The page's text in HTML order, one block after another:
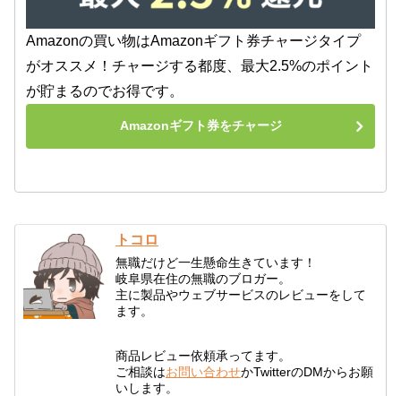
Amazonの買い物はAmazonギフト券チャージタイプ
がオススメ！チャージする都度、最大2.5%のポイント
が貯まるのでお得です。
Amazonギフト券をチャージ
トコロ
無職だけど一生懸命生きています！
岐阜県在住の無職のブロガー。
主に製品やウェブサービスのレビューをして
ます。
商品レビュー依頼承ってます。
ご相談はお問い合わせかTwitterのDMからお願
いします。